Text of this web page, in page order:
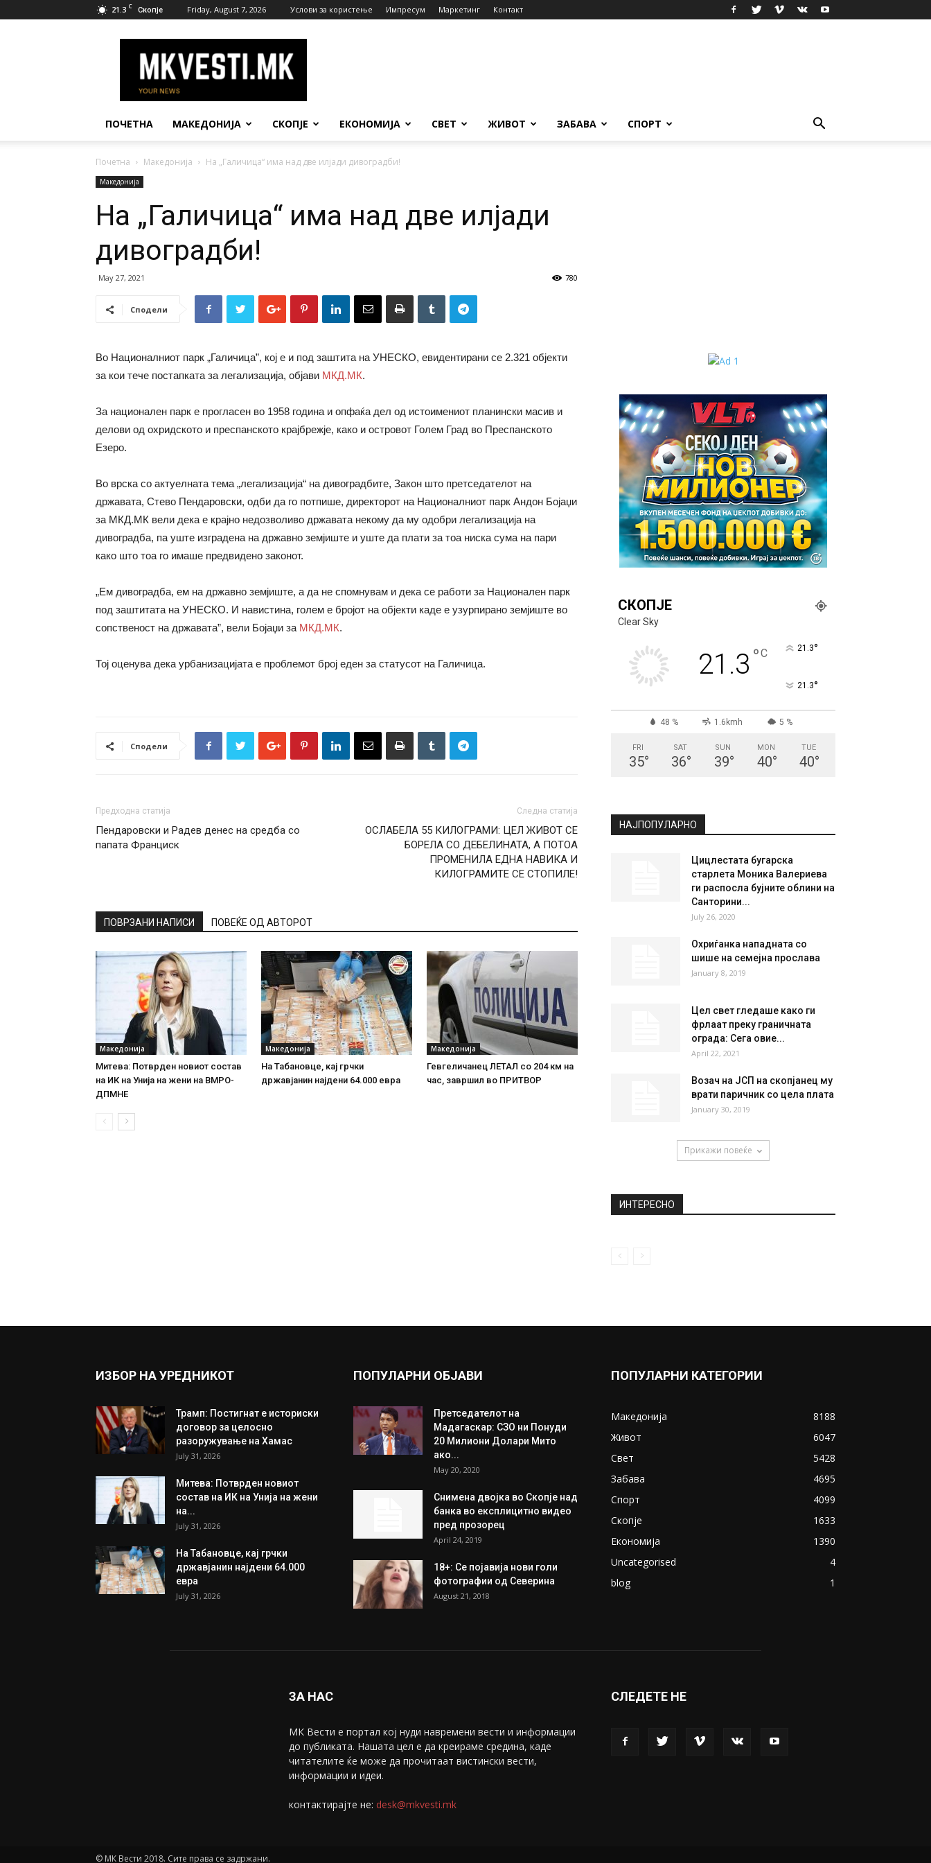
21.3 C Скопје Friday, August 7, 2026 Услови за користење Импресум Маркетинг Контакт
Вести
ПОЧЕТНА МАКЕДОНИЈА СКОПЈЕ ЕКОНОМИЈА СВЕТ ЖИВОТ ЗАБАВА СПОРТ
Почетна Македонија На „Галичица“ има над две илјади дивоградби!
Македонија
На „Галичица“ има над две илјади
дивоградби!
May 27, 2021 780
Сподели
Во Националниот парк „Галичица”, кој е и под заштита на УНЕСКО, евидентирани се 2.321 објекти
за кои тече постапката за легализација, објави МКД.МК.
За национален парк е прогласен во 1958 година и опфаќа дел од истоимениот планински масив и
делови од охридското и преспанското крајбрежје, како и островот Голем Град во Преспанското
Езеро.
Во врска со актуелната тема „легализација“ на дивоградбите, Закон што претседателот на
државата, Стево Пендаровски, одби да го потпише, директорот на Националниот парк Андон Бојаџи
за МКД.МК вели дека е крајно недозволиво државата некому да му одобри легализација на
дивоградба, па уште изградена на државно земјиште и уште да плати за тоа ниска сума на пари
како што тоа го имаше предвидено законот.
„Ем дивоградба, ем на државно земјиште, а да не спомнувам и дека се работи за Национален парк
под заштитата на УНЕСКО. И навистина, голем е бројот на објекти каде е узурпирано земјиште во
сопственост на државата”, вели Бојаџи за МКД.МК.
Тој оценува дека урбанизацијата е проблемот број еден за статусот на Галичица.
Сподели
Предходна статија
Пендаровски и Радев денес на средба со
папата Франциск
Следна статија
ОСЛАБЕЛА 55 КИЛОГРАМИ: ЦЕЛ ЖИВОТ СЕ
БОРЕЛА СО ДЕБЕЛИНАТА, А ПОТОА
ПРОМЕНИЛА ЕДНА НАВИКА И
КИЛОГРАМИТЕ СЕ СТОПИЛЕ!
ПОВРЗАНИ НАПИСИ ПОВЕЌЕ ОД АВТОРОТ
Македонија
Митева: Потврден новиот состав
на ИК на Унија на жени на ВМРО-
ДПМНЕ
Македонија
На Табановце, кај грчки
државјанин најдени 64.000 евра
Македонија
Гевгеличанец ЛЕТАЛ со 204 км на
час, завршил во ПРИТВОР
СКОПЈЕ
Clear Sky
21.3 °C 21.3°
21.3°
48 % 1.6kmh 5 %
FRI
35°
SAT
36°
SUN
39°
MON
40°
TUE
40°
НАЈПОПУЛАРНО
Цицлестата бугарска
старлета Моника Валериева
ги распосла бујните облини на
Санторини...
July 26, 2020
Охриѓанка нападната со
шише на семејна прослава
January 8, 2019
Цел свет гледаше како ги
фрлаат преку граничната
ограда: Сега овие...
April 22, 2021
Возач на ЈСП на скопјанец му
врати паричник со цела плата
January 30, 2019
Прикажи повеќе
ИНТЕРЕСНО
ИЗБОР НА УРЕДНИКОТ
Трамп: Постигнат е историски
договор за целосно
разоружување на Хамас
July 31, 2026
Митева: Потврден новиот
состав на ИК на Унија на жени
на...
July 31, 2026
На Табановце, кај грчки
државјанин најдени 64.000
евра
July 31, 2026
ПОПУЛАРНИ ОБЈАВИ
Претседателот на
Мадагаскар: СЗО ни Понуди
20 Милиони Долари Мито
ако...
May 20, 2020
Снимена двојка во Скопје над
банка во експлицитно видео
пред прозорец
April 24, 2019
18+: Се појавија нови голи
фотографии од Северина
August 21, 2018
ПОПУЛАРНИ КАТЕГОРИИ
Македонија
8188
Живот
6047
Свет
5428
Забава
4695
Спорт
4099
Скопје
1633
Економија
1390
Uncategorised
4
blog
1
ЗА НАС
МК Вести е портал коj нуди навремени вести и информации
до публиката. Нашата цел е да креираме средина, каде
читателите ќе може да прочитаат вистински вести,
информации и идеи.
контактирајте не: desk@mkvesti.mk
СЛЕДЕТЕ НЕ
© МК Вести 2018. Сите права се задржани.